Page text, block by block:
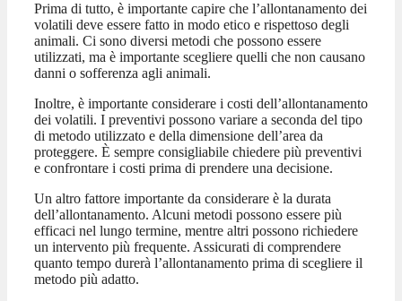
Prima di tutto, è importante capire che l’allontanamento dei
volatili deve essere fatto in modo etico e rispettoso degli
animali. Ci sono diversi metodi che possono essere
utilizzati, ma è importante scegliere quelli che non causano
danni o sofferenza agli animali.
Inoltre, è importante considerare i costi dell’allontanamento
dei volatili. I preventivi possono variare a seconda del tipo
di metodo utilizzato e della dimensione dell’area da
proteggere. È sempre consigliabile chiedere più preventivi
e confrontare i costi prima di prendere una decisione.
Un altro fattore importante da considerare è la durata
dell’allontanamento. Alcuni metodi possono essere più
efficaci nel lungo termine, mentre altri possono richiedere
un intervento più frequente. Assicurati di comprendere
quanto tempo durerà l’allontanamento prima di scegliere il
metodo più adatto.